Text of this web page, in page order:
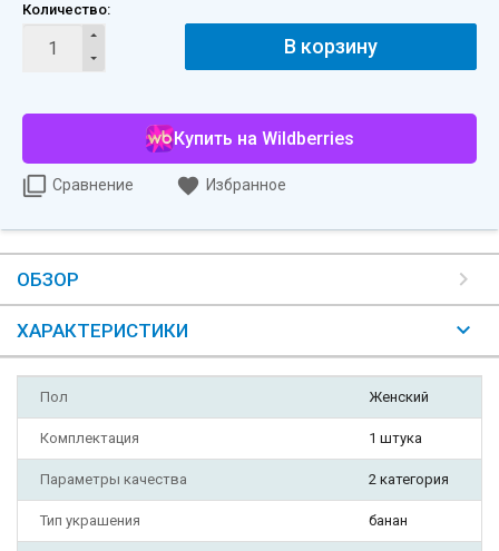
Количество:
В корзину
Купить на Wildberries
Сравнение Избранное
ОБЗОР
ХАРАКТЕРИСТИКИ
Пол Женский
Комплектация 1 штука
Параметры качества 2 категория
Тип украшения банан